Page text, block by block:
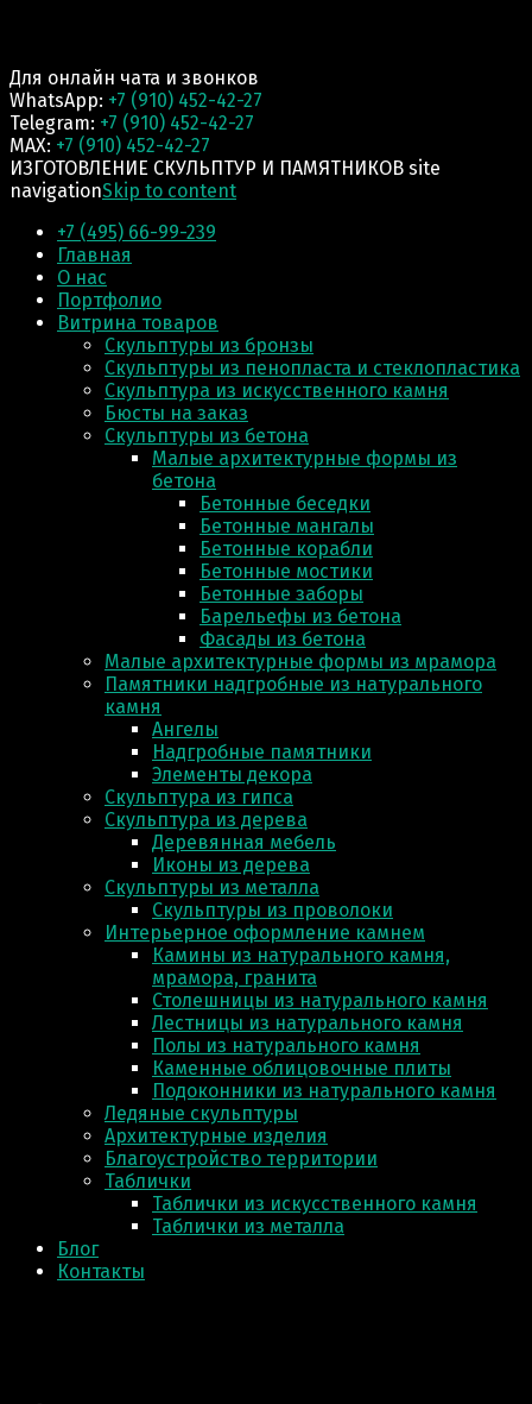
Для онлайн чата и звонков
WhatsApp: +7 (910) 452-42-27
Telegram: +7 (910) 452-42-27
MAX: +7 (910) 452-42-27
ИЗГОТОВЛЕНИЕ СКУЛЬПТУР И ПАМЯТНИКОВ site
navigationSkip to content
+7 (495) 66-99-239
Главная
О нас
Портфолио
Витрина товаров
Скульптуры из бронзы
Скульптуры из пенопласта и стеклопластика
Скульптура из искусственного камня
Бюсты на заказ
Скульптуры из бетона
Малые архитектурные формы из
бетона
Бетонные беседки
Бетонные мангалы
Бетонные корабли
Бетонные мостики
Бетонные заборы
Барельефы из бетона
Фасады из бетона
Малые архитектурные формы из мрамора
Памятники надгробные из натурального
камня
Ангелы
Надгробные памятники
Элементы декора
Скульптура из гипса
Скульптура из деревa
Деревянная мебель
Иконы из дерева
Скульптуры из металла
Скульптуры из проволоки
Интерьерное оформление камнем
Камины из натурального камня,
мрамора, гранита
Столешницы из натурального камня
Лестницы из натурального камня
Полы из натурального камня
Каменные облицовочные плиты
Подоконники из натурального камня
Ледяные скульптуры
Архитектурные изделия
Благоустройство территории
Таблички
Таблички из искусственного камня
Таблички из металла
Блог
Контакты